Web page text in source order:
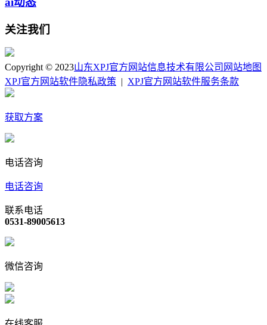
关注我们
Copyright © 2023山东XPJ官方网站信息技术有限公司 网站地图
XPJ官方网站软件隐私政策
XPJ官方网站软件服务条款
获取方案
电话咨询
电话咨询
联系电话
0531-89005613
微信咨询